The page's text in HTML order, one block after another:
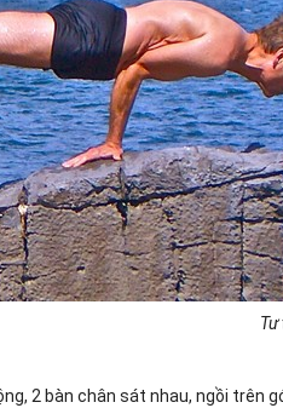
2 bàn chân sát nhau, ngồi trên